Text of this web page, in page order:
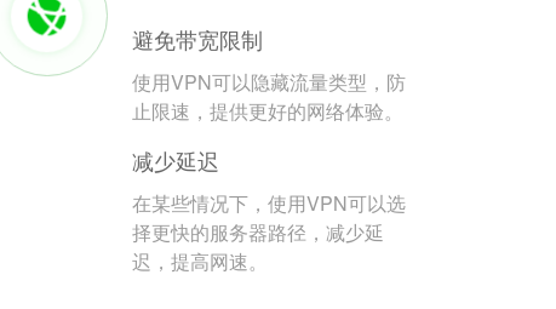
避免带宽限制
使用VPN可以隐藏流量类型，防
止限速，提供更好的网络体验。
减少延迟
在某些情况下，使用VPN可以选
择更快的服务器路径，减少延
迟，提高网速。